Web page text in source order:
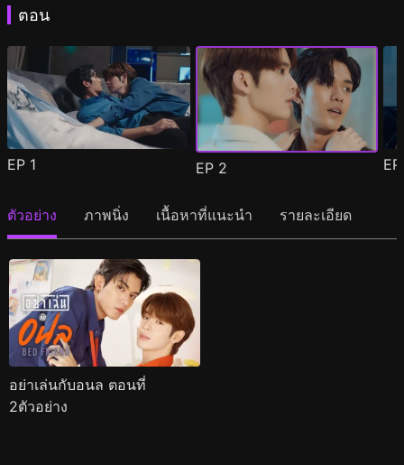
ตอน
EP 1 EP 2
ตัวอย่าง ภาพนิ่ง เนื้อหาที่แนะนำ รายละเอียด
อย่าเล่นกับอนล ตอนที่
2ตัวอย่าง